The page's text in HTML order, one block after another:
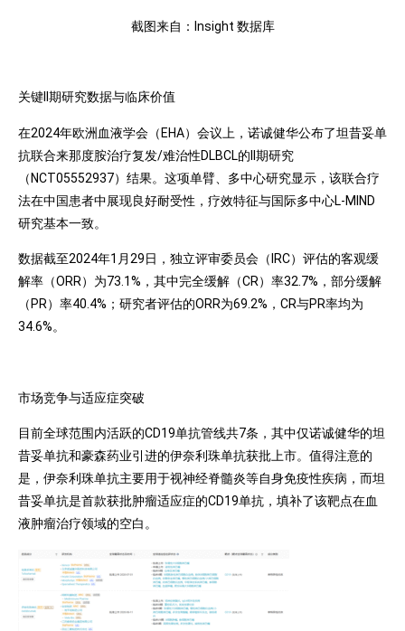
截图来自：Insight 数据库
关键II期研究数据与临床价值
在2024年欧洲血液学会（EHA）会议上，诺诚健华公布了坦昔妥单
抗联合来那度胺治疗复发/难治性DLBCL的II期研究
（NCT05552937）结果。这项单臂、多中心研究显示，该联合疗
法在中国患者中展现良好耐受性，疗效特征与国际多中心L-MIND
研究基本一致。
数据截至2024年1月29日，独立评审委员会（IRC）评估的客观缓
解率（ORR）为73.1%，其中完全缓解（CR）率32.7%，部分缓解
（PR）率40.4%；研究者评估的ORR为69.2%，CR与PR率均为
34.6%。
市场竞争与适应症突破
目前全球范围内活跃的CD19单抗管线共7条，其中仅诺诚健华的坦
昔妥单抗和豪森药业引进的伊奈利珠单抗获批上市。值得注意的
是，伊奈利珠单抗主要用于视神经脊髓炎等自身免疫性疾病，而坦
昔妥单抗是首款获批肿瘤适应症的CD19单抗，填补了该靶点在血
液肿瘤治疗领域的空白。